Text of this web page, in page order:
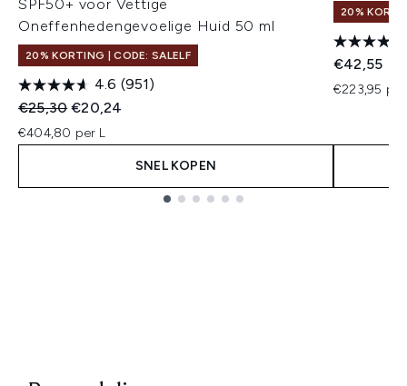
SPF50+ voor Vettige
Oneffenhedengevoelige Huid 50 ml
20% KORTING | CODE: SALELF
4.6 (951)
Recommended Retail Price:
€25,30Huidige prijs:
€20,24
€404,80 per L
SNEL KOPEN
20%
€42,55
€223,95